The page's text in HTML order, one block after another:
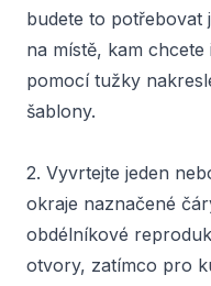
budete to potřebovat
na místě, kam
pomocí tužky
šablony.
2. Vyvrtejte jeden
okraje naznačené
obdélníkové
otvory, zatímco pro